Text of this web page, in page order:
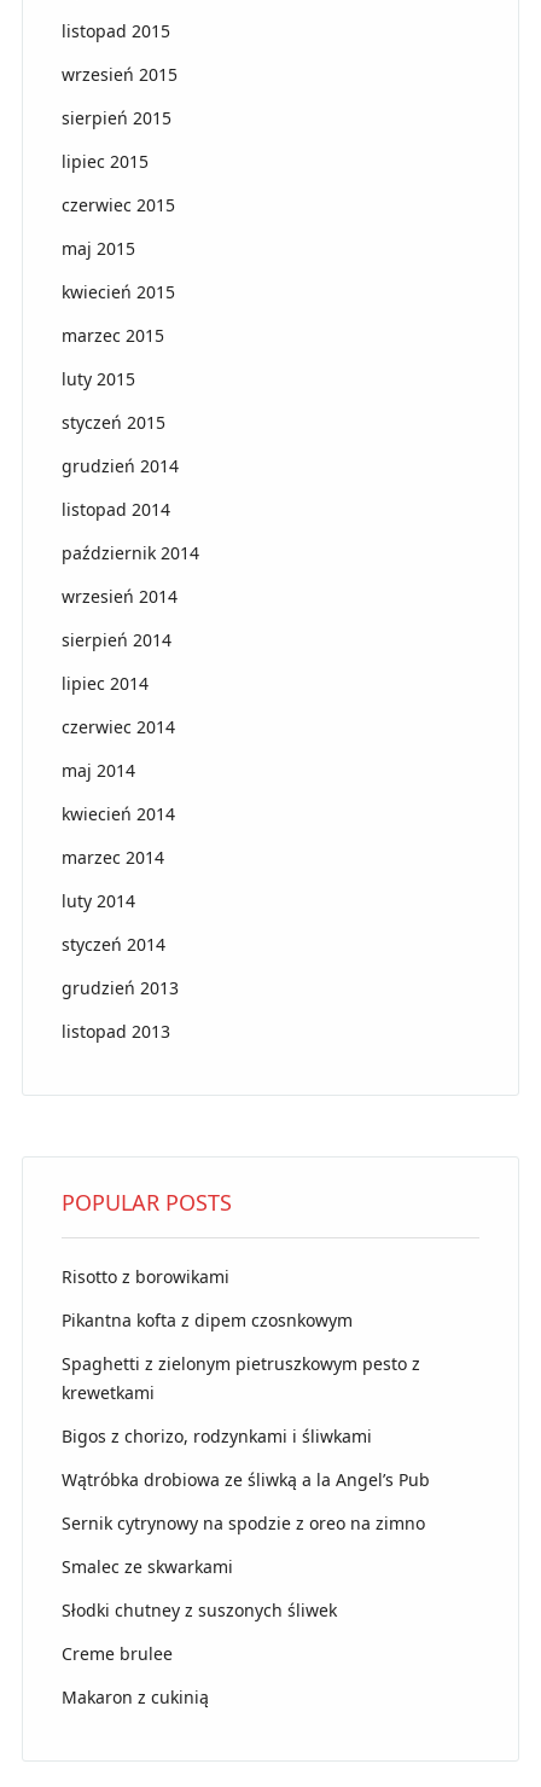
listopad 2015
wrzesień 2015
sierpień 2015
lipiec 2015
czerwiec 2015
maj 2015
kwiecień 2015
marzec 2015
luty 2015
styczeń 2015
grudzień 2014
listopad 2014
październik 2014
wrzesień 2014
sierpień 2014
lipiec 2014
czerwiec 2014
maj 2014
kwiecień 2014
marzec 2014
luty 2014
styczeń 2014
grudzień 2013
listopad 2013
POPULAR POSTS
Risotto z borowikami
Pikantna kofta z dipem czosnkowym
Spaghetti z zielonym pietruszkowym pesto z
krewetkami
Bigos z chorizo, rodzynkami i śliwkami
Wątróbka drobiowa ze śliwką a la Angel’s Pub
Sernik cytrynowy na spodzie z oreo na zimno
Smalec ze skwarkami
Słodki chutney z suszonych śliwek
Creme brulee
Makaron z cukinią